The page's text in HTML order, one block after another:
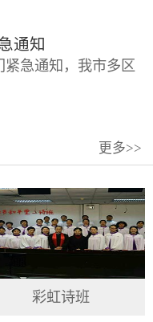
海莲牧师的带领
基督教和平堂、深
和平堂教...
通知
紧急通知，我市多区
。基督教和平堂自11
执行实施“双暂停”
更多>>
彩虹诗班